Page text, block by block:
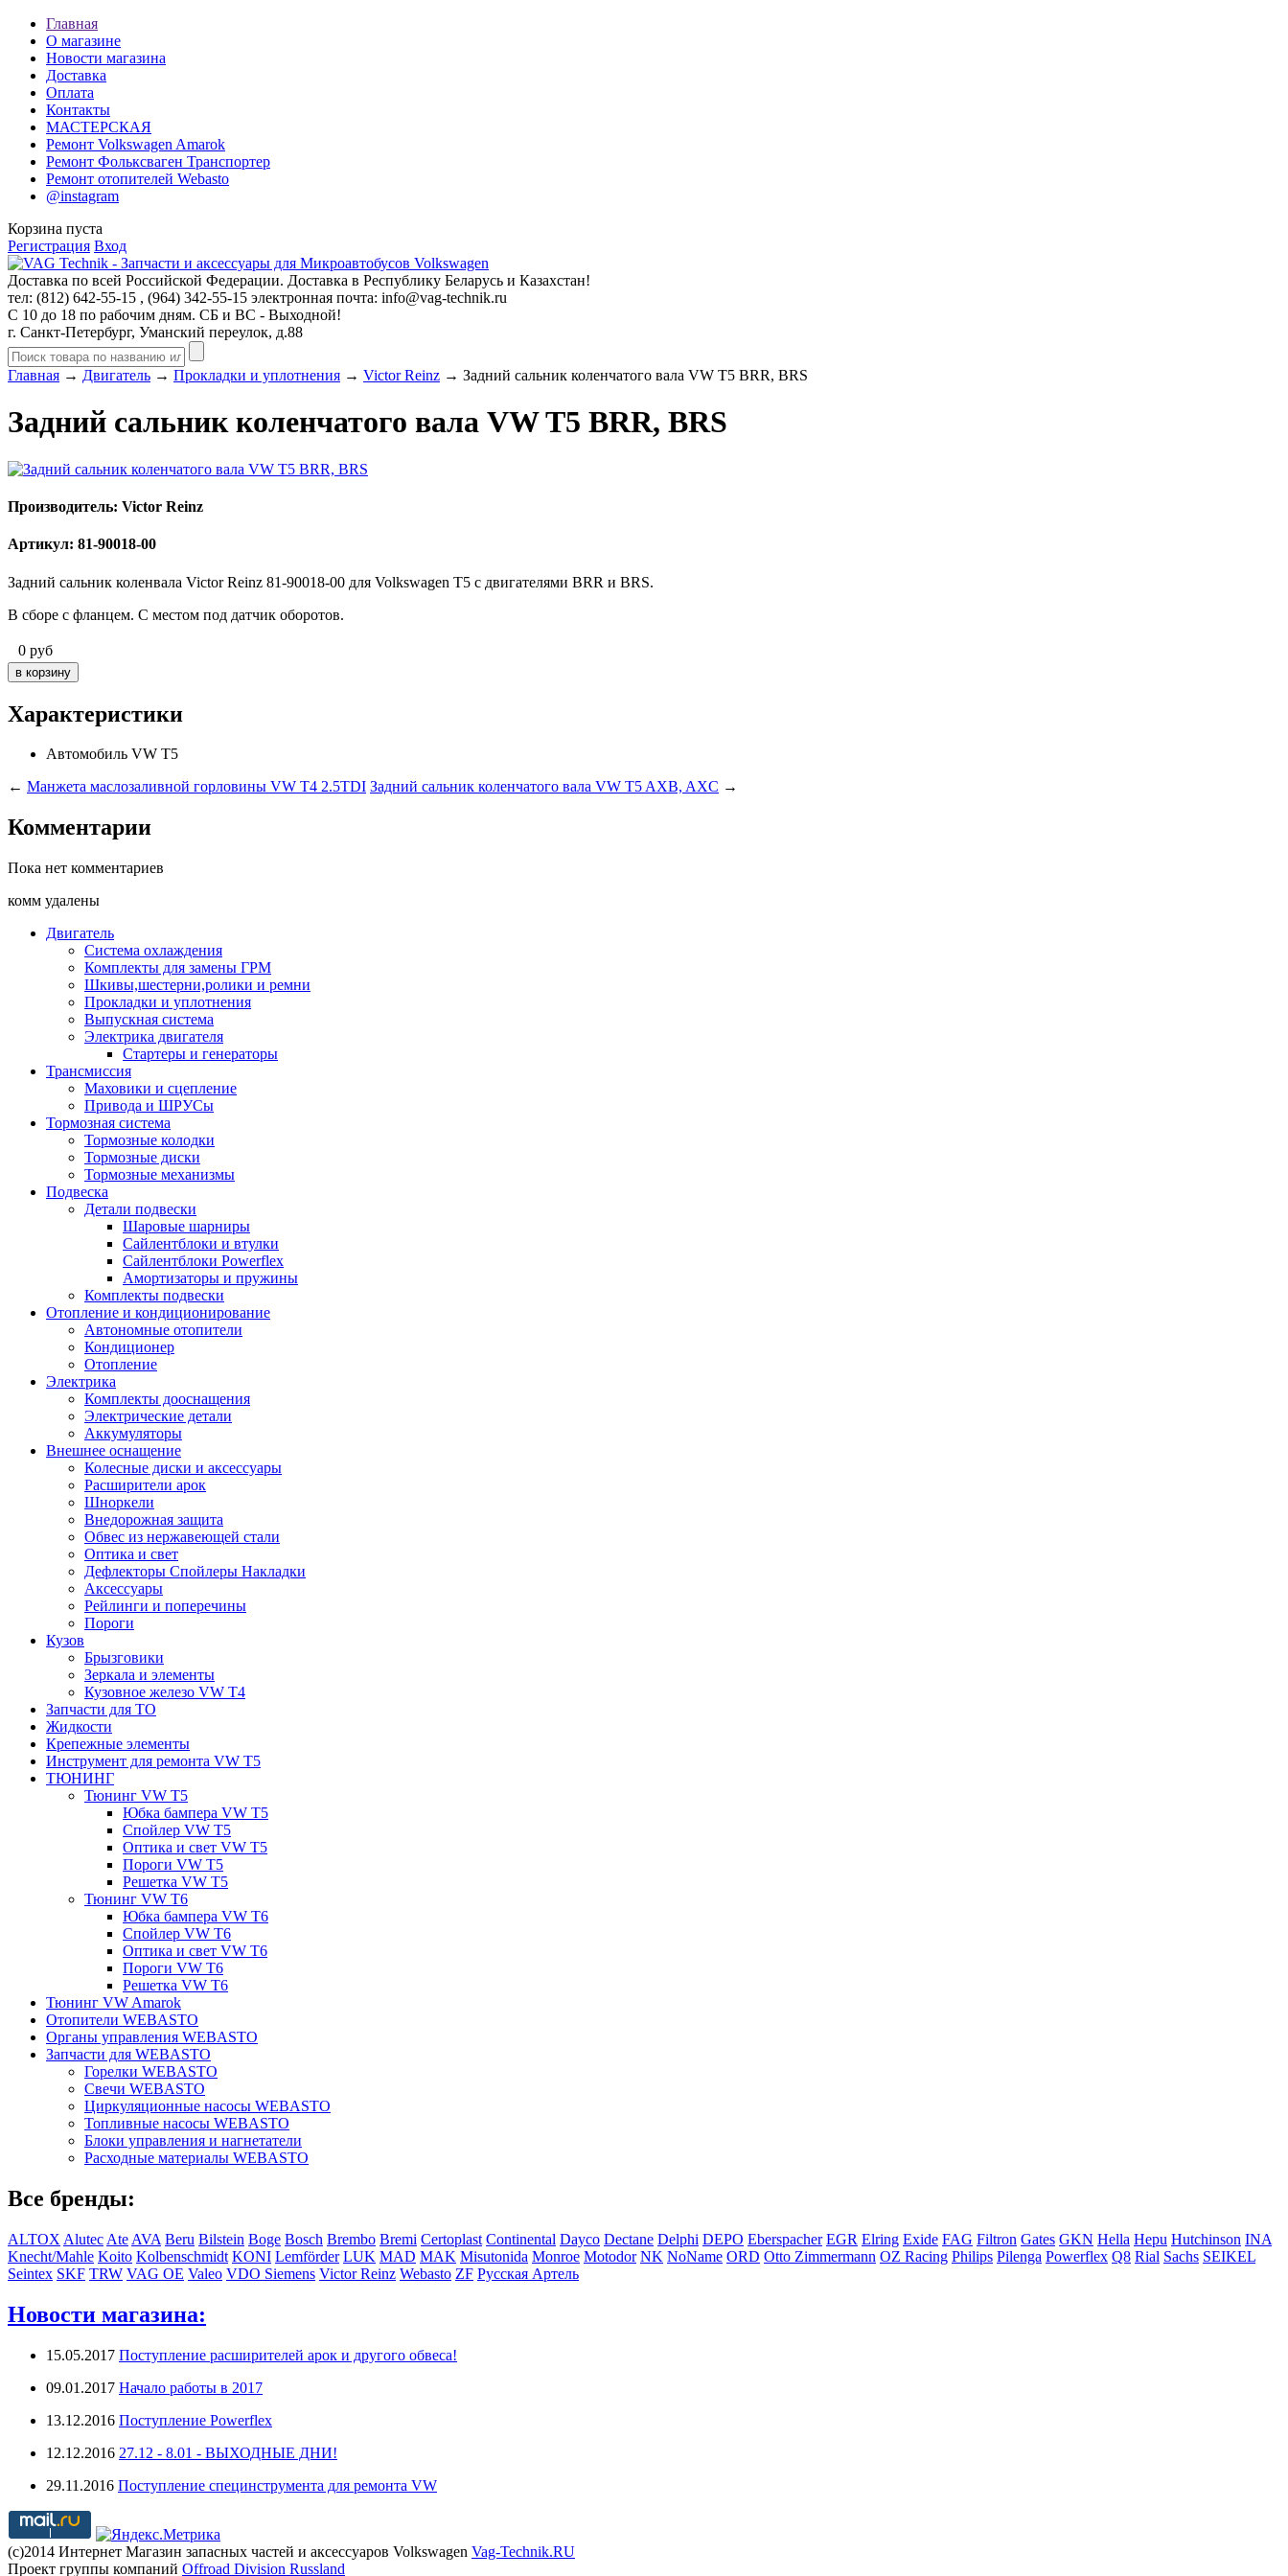
Главная
О магазине
Новости магазина
Доставка
Оплата
Контакты
МАСТЕРСКАЯ
Ремонт Volkswagen Amarok
Ремонт Фольксваген Транспортер
Ремонт отопителей Webasto
@instagram
Корзина пуста
Регистрация Вход
Доставка по всей Российской Федерации. Доставка в Республику Беларусь и Казахстан!
тел: (812) 642-55-15 , (964) 342-55-15 электронная почта: info@vag-technik.ru
С 10 до 18 по рабочим дням. СБ и ВС - Выходной!
г. Санкт-Петербург, Уманский переулок, д.88
Главная → Двигатель → Прокладки и уплотнения → Victor Reinz → Задний сальник коленчатого вала VW T5 BRR, BRS
Задний сальник коленчатого вала VW T5 BRR, BRS
Производитель: Victor Reinz
Артикул: 81-90018-00
Задний сальник коленвала Victor Reinz 81-90018-00 для Volkswagen T5 с двигателями BRR и BRS.
В сборе с фланцем. С местом под датчик оборотов.
0 руб
Характеристики
Автомобиль VW T5
← Манжета маслозаливной горловины VW T4 2.5TDI Задний сальник коленчатого вала VW T5 AXB, AXC →
Комментарии
Пока нет комментариев
комм удалены
Двигатель
Система охлаждения
Комплекты для замены ГРМ
Шкивы,шестерни,ролики и ремни
Прокладки и уплотнения
Выпускная система
Электрика двигателя
Стартеры и генераторы
Трансмиссия
Маховики и сцепление
Привода и ШРУСы
Тормозная система
Тормозные колодки
Тормозные диски
Тормозные механизмы
Подвеска
Детали подвески
Шаровые шарниры
Сайлентблоки и втулки
Сайлентблоки Powerflex
Амортизаторы и пружины
Комплекты подвески
Отопление и кондиционирование
Автономные отопители
Кондиционер
Отопление
Электрика
Комплекты дооснащения
Электрические детали
Аккумуляторы
Внешнее оснащение
Колесные диски и аксессуары
Расширители арок
Шноркели
Внедорожная защита
Обвес из нержавеющей стали
Оптика и свет
Дефлекторы Спойлеры Накладки
Аксессуары
Рейлинги и поперечины
Пороги
Кузов
Брызговики
Зеркала и элементы
Кузовное железо VW T4
Запчасти для ТО
Жидкости
Крепежные элементы
Инструмент для ремонта VW T5
ТЮНИНГ
Тюнинг VW T5
Юбка бампера VW T5
Спойлер VW T5
Оптика и свет VW T5
Пороги VW T5
Решетка VW T5
Тюнинг VW T6
Юбка бампера VW T6
Спойлер VW T6
Оптика и свет VW T6
Пороги VW T6
Решетка VW T6
Тюнинг VW Amarok
Отопители WEBASTO
Органы управления WEBASTO
Запчасти для WEBASTO
Горелки WEBASTO
Свечи WEBASTO
Циркуляционные насосы WEBASTO
Топливные насосы WEBASTO
Блоки управления и нагнетатели
Расходные материалы WEBASTO
Все бренды:
ALTOX Alutec Ate AVA Beru Bilstein Boge Bosch Brembo Bremi Certoplast Continental Dayco Dectane Delphi DEPO Eberspacher EGR Elring Exide FAG Filtron Gates GKN Hella Hepu Hutchinson INA
Knecht/Mahle Koito Kolbenschmidt KONI Lemförder LUK MAD MAK Misutonida Monroe Motodor NK NoName ORD Otto Zimmermann OZ Racing Philips Pilenga Powerflex Q8 Rial Sachs SEIKEL
Seintex SKF TRW VAG OE Valeo VDO Siemens Victor Reinz Webasto ZF Русская Артель
Новости магазина:
15.05.2017 Поступление расширителей арок и другого обвеса!
09.01.2017 Начало работы в 2017
13.12.2016 Поступление Powerflex
12.12.2016 27.12 - 8.01 - ВЫХОДНЫЕ ДНИ!
29.11.2016 Поступление специнструмента для ремонта VW
(с)2014 Интернет Магазин запасных частей и аксессуаров Volkswagen Vag-Technik.RU
Проект группы компаний Offroad Division Russland